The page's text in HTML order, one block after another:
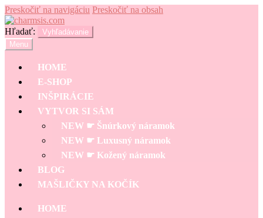
Preskočiť na navigáciu Preskočiť na obsah
Hľadať:
Vyhľadávanie
Menu
HOME
E-SHOP
INŠPIRÁCIE
VYTVOR SI SÁM
NEW ☛ Šnúrkový náramok
NEW ☛ Luxusný náramok
NEW ☛ Kožený náramok
BLOG
MAŠLIČKY NA KOČÍK
HOME